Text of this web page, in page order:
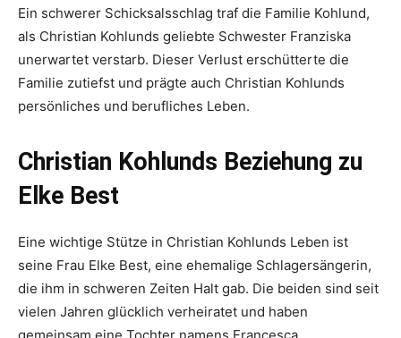
Ein schwerer Schicksalsschlag traf die Familie Kohlund,
als Christian Kohlunds geliebte Schwester Franziska
unerwartet verstarb. Dieser Verlust erschütterte die
Familie zutiefst und prägte auch Christian Kohlunds
persönliches und berufliches Leben.
Christian Kohlunds Beziehung zu
Elke Best
Eine wichtige Stütze in Christian Kohlunds Leben ist
seine Frau Elke Best, eine ehemalige Schlagersängerin,
die ihm in schweren Zeiten Halt gab. Die beiden sind seit
vielen Jahren glücklich verheiratet und haben
gemeinsam eine Tochter namens Francesca.